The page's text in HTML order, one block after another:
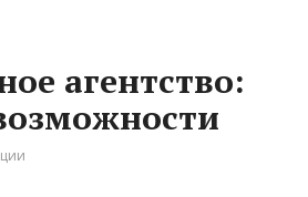
агентство: